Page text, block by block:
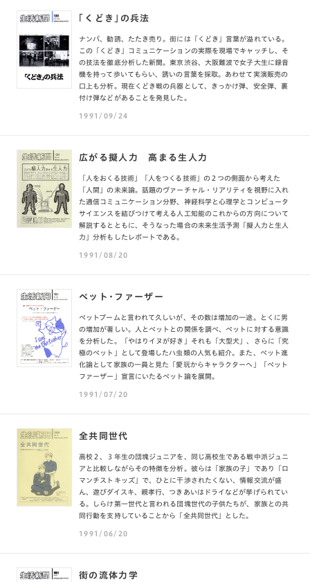
「くどき」の兵法
ナンパ、勧誘、たたき売り。街には「くどき」言葉が溢れている。
この「くどき」コミュニケーションの実際を現場でキャッチし、そ
の技法を徹底分析した新聞。東京渋谷、大阪難波で女子大生に録音
機を持って歩いてもらい、誘いの言葉を採取。あわせて実演販売の
口上も分析。現在くどき戦の兵器として、きっかけ弾、安全弾、裏
付け弾などがあることを発見した。
1991/09/24
広がる擬人力 高まる生人力
「人をおくる技術」「人をつくる技術」の２つの側面から考えた
「人間」の未来論。話題のヴァーチャル・リアリティを視野に入れ
た通信コミュニケーション分野、神経科学と心理学とコンピュータ
サイエンスを結びつけて考える人工知能のこれからの方向について
解説するとともに、そうなった場合の未来生活予測「擬人力と生人
力」分析もしたレポートである。
1991/08/20
ペット・ファーザー
ペットブームと言われて久しいが、その数は増加の一途。とくに男
の増加が著しい。人とペットとの関係を調べ、ペットに対する意識
を分析した。「やはりイヌが好き」それも「大型犬」、さらに「究
極のペット」として登場したハ虫類の人気も紹介。また、ペット進
化論として家族の一員と見た「愛玩からキャラクターへ」「ペット
ファーザー」宣言にいたるペット論を展開。
1991/07/20
全共同世代
高校２、３年生の団塊ジュニアを、同じ高校生である戦中派ジュニ
アと比較しながらその特徴を分析。彼らは「家族の子」であり「ロ
マンチストキッズ」で、ひとに干渉されたくない、情報交流が盛
ん、遊びダイスキ、親孝行、つきあいはドライなどが挙げられてい
る。しらけ第一世代と言われる団塊世代の子供たちが、家族との共
同行動を支持していることから「全共同世代」とした。
1991/06/20
街の流体力学